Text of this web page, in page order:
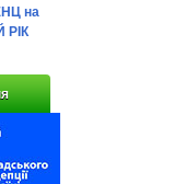
на
РІК